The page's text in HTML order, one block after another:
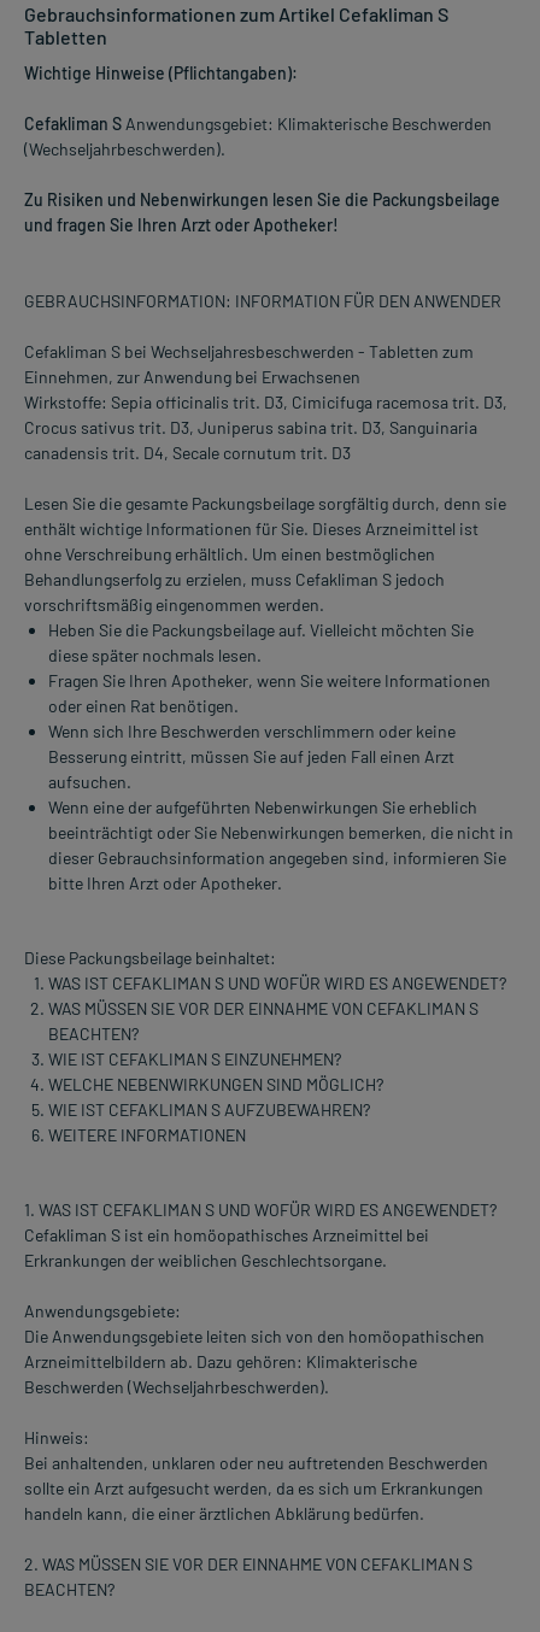
Gebrauchsinformationen zum Artikel Cefakliman S
Tabletten
Wichtige Hinweise (Pflichtangaben):
Cefakliman S Anwendungsgebiet: Klimakterische Beschwerden
(Wechseljahrbeschwerden).
Zu Risiken und Nebenwirkungen lesen Sie die Packungsbeilage
und fragen Sie Ihren Arzt oder Apotheker!
GEBRAUCHSINFORMATION: INFORMATION FÜR DEN ANWENDER
Cefakliman S bei Wechseljahresbeschwerden - Tabletten zum
Einnehmen, zur Anwendung bei Erwachsenen
Wirkstoffe: Sepia officinalis trit. D3, Cimicifuga racemosa trit. D3,
Crocus sativus trit. D3, Juniperus sabina trit. D3, Sanguinaria
canadensis trit. D4, Secale cornutum trit. D3
Lesen Sie die gesamte Packungsbeilage sorgfältig durch, denn sie
enthält wichtige Informationen für Sie. Dieses Arzneimittel ist
ohne Verschreibung erhältlich. Um einen bestmöglichen
Behandlungserfolg zu erzielen, muss Cefakliman S jedoch
vorschriftsmäßig eingenommen werden.
Heben Sie die Packungsbeilage auf. Vielleicht möchten Sie
diese später nochmals lesen.
Fragen Sie Ihren Apotheker, wenn Sie weitere Informationen
oder einen Rat benötigen.
Wenn sich Ihre Beschwerden verschlimmern oder keine
Besserung eintritt, müssen Sie auf jeden Fall einen Arzt
aufsuchen.
Wenn eine der aufgeführten Nebenwirkungen Sie erheblich
beeinträchtigt oder Sie Nebenwirkungen bemerken, die nicht in
dieser Gebrauchsinformation angegeben sind, informieren Sie
bitte Ihren Arzt oder Apotheker.
Diese Packungsbeilage beinhaltet:
WAS IST CEFAKLIMAN S UND WOFÜR WIRD ES ANGEWENDET?
WAS MÜSSEN SIE VOR DER EINNAHME VON CEFAKLIMAN S
BEACHTEN?
WIE IST CEFAKLIMAN S EINZUNEHMEN?
WELCHE NEBENWIRKUNGEN SIND MÖGLICH?
WIE IST CEFAKLIMAN S AUFZUBEWAHREN?
WEITERE INFORMATIONEN
1. WAS IST CEFAKLIMAN S UND WOFÜR WIRD ES ANGEWENDET?
Cefakliman S ist ein homöopathisches Arzneimittel bei
Erkrankungen der weiblichen Geschlechtsorgane.
Anwendungsgebiete:
Die Anwendungsgebiete leiten sich von den homöopathischen
Arzneimittelbildern ab. Dazu gehören: Klimakterische
Beschwerden (Wechseljahrbeschwerden).
Hinweis:
Bei anhaltenden, unklaren oder neu auftretenden Beschwerden
sollte ein Arzt aufgesucht werden, da es sich um Erkrankungen
handeln kann, die einer ärztlichen Abklärung bedürfen.
2. WAS MÜSSEN SIE VOR DER EINNAHME VON CEFAKLIMAN S
BEACHTEN?